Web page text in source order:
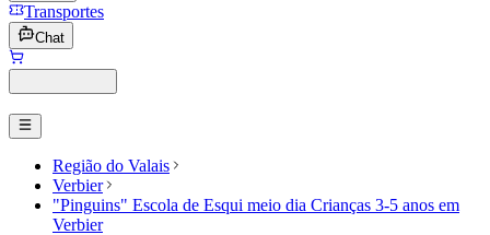
Transportes
Chat
Região do Valais
Verbier
"Pinguins" Escola de Esqui meio dia Crianças 3-5 anos em
Verbier